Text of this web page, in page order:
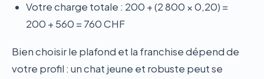
Votre charge totale : 200 + (2 800 × 0,20) =
200 + 560 = 760 CHF
Bien choisir le plafond et la franchise dépend de
votre profil : un chat jeune et robuste peut se